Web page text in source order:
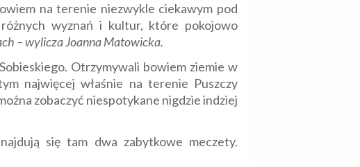
na terenie niezwykle ciekawym pod
wyznań i kultur, które pokojowo
– wylicza Joanna Matowicka.
Otrzymywali bowiem ziemie w
najwięcej właśnie na terenie Puszczy
zobaczyć niespotykane nigdzie indziej
się tam dwa zabytkowe meczety.